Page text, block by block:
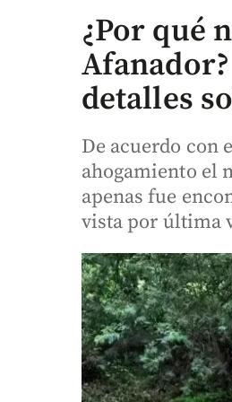
¿Por qué
detalles
De acuerdo con
ahogamiento el
apenas fue
vista por última